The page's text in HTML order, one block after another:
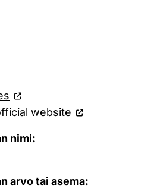
website
nimi:
arvo tai asema: